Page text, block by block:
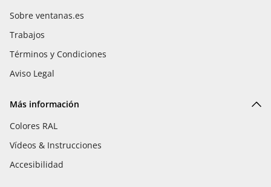
Sobre ventanas.es
Trabajos
Términos y Condiciones
Aviso Legal
Más información
Colores RAL
Vídeos & Instrucciones
Accesibilidad